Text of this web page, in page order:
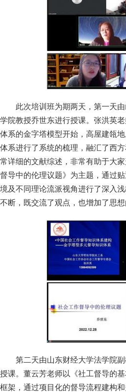
此次培训班为期两天，第一天
学院教授乔世东进行授课。张洪英
体系的金字塔模型开始，高屋建瓴
体系进行了系统的梳理，融汇了西
常详细的文献综述，非常有助于大
督导中的伦理议题》为主题，通过
境及不同理论流派视角进行了深入
不断，既交流了观点，也增加了思想
第二天由山东财经大学法学院
授课。董云芳老师以《社工督导的
框架，通过项目化的督导流程建构